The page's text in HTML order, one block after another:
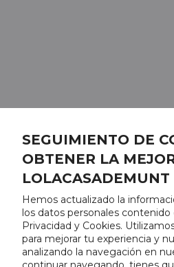
SEGUIMIENTO DE
OBTENER LA
LOLACASADEMUNT
Hemos actualizado la
los datos personales
Privacidad y Cookies.
para mejorar tu experiencia y
analizando la navegación en